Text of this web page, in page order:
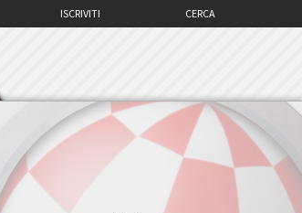
CERCA
ISCRIVITI